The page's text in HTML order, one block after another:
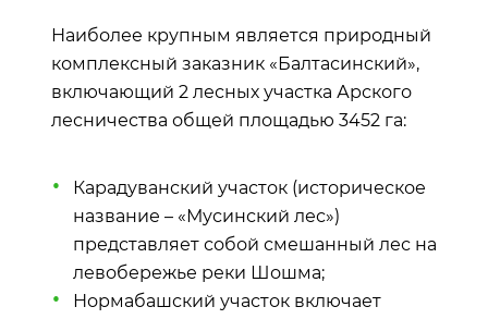
Наиболее крупным является природный
комплексный заказник «Балтасинский»,
включающий 2 лесных участка Арского
лесничества общей площадью 3452 га:
Карадуванский участок (историческое
название – «Мусинский лес»)
представляет собой смешанный лес на
левобережье реки Шошма;
Нормабашский участок включает